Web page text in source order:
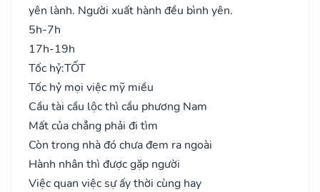
yên lành. Người xuất hành đều bình yên.
5h-7h
17h-19h
Tốc hỷ:TỐT
Tốc hỷ mọi việc mỹ miều
Cầu tài cầu lộc thì cầu phương Nam
Mất của chẳng phải đi tìm
Còn trong nhà đó chưa đem ra ngoài
Hành nhân thì được gặp người
Việc quan việc sự ấy thời cùng hay